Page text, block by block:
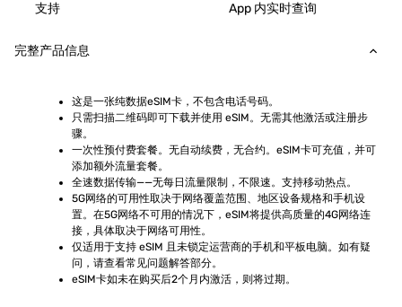
支持 App 内实时查询
完整产品信息
这是一张纯数据eSIM卡，不包含电话号码。
只需扫描二维码即可下载并使用 eSIM。无需其他激活或注册步
骤。
一次性预付费套餐。无自动续费，无合约。eSIM卡可充值，并可
添加额外流量套餐。
全速数据传输——无每日流量限制，不限速。支持移动热点。
5G网络的可用性取决于网络覆盖范围、地区设备规格和手机设
置。在5G网络不可用的情况下，eSIM将提供高质量的4G网络连
接，具体取决于网络可用性。
仅适用于支持 eSIM 且未锁定运营商的手机和平板电脑。如有疑
问，请查看常见问题解答部分。
eSIM卡如未在购买后2个月内激活，则将过期。